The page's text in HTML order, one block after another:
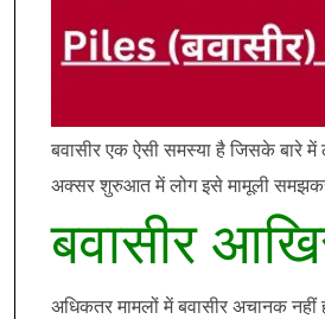
बवासीर एक ऐसी समस्या है जिसके बारे में
अक्सर शुरुआत में लोग इसे मामूली समझकर
बवासीर
अधिकतर मामलों में बवासीर अचानक नहीं